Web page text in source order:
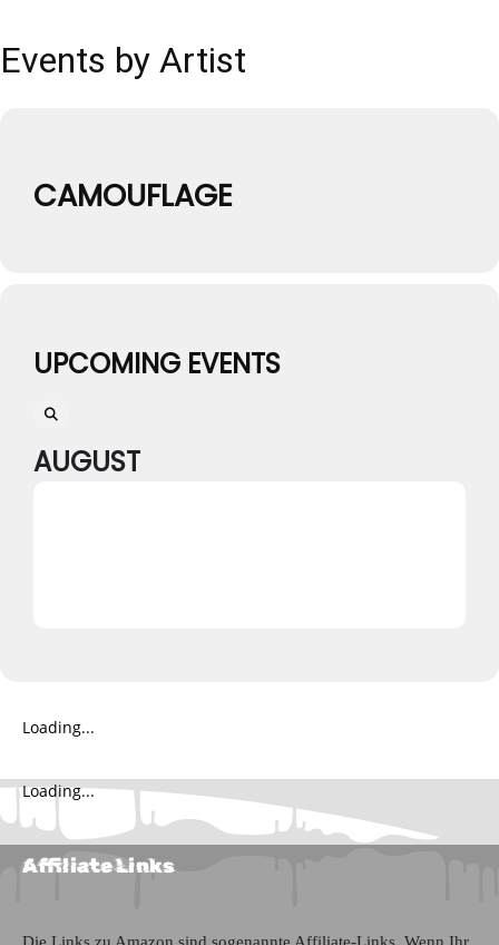
Events by Artist
CAMOUFLAGE
UPCOMING EVENTS
AUGUST
Loading...
Loading...
Affiliate Links